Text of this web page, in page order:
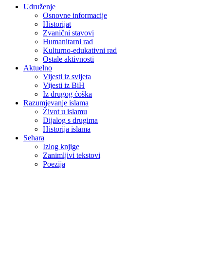
Udruženje
Osnovne informacije
Historijat
Zvanični stavovi
Humanitarni rad
Kulturno-edukativni rad
Ostale aktivnosti
Aktuelno
Vijesti iz svijeta
Vijesti iz BiH
Iz drugog ćoška
Razumjevanje islama
Život u islamu
Dijalog s drugima
Historija islama
Sehara
Izlog knjige
Zanimljivi tekstovi
Poezija